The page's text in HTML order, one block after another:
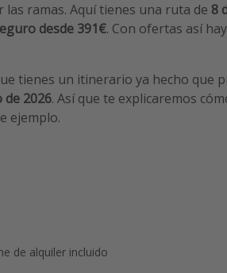
las ramas. Aquí tienes una ruta de 8
desde 391€. Con ofertas así
tienes un itinerario ya hecho que
de 2026. Así que te explicaremos
ejemplo.
de alquiler incluido